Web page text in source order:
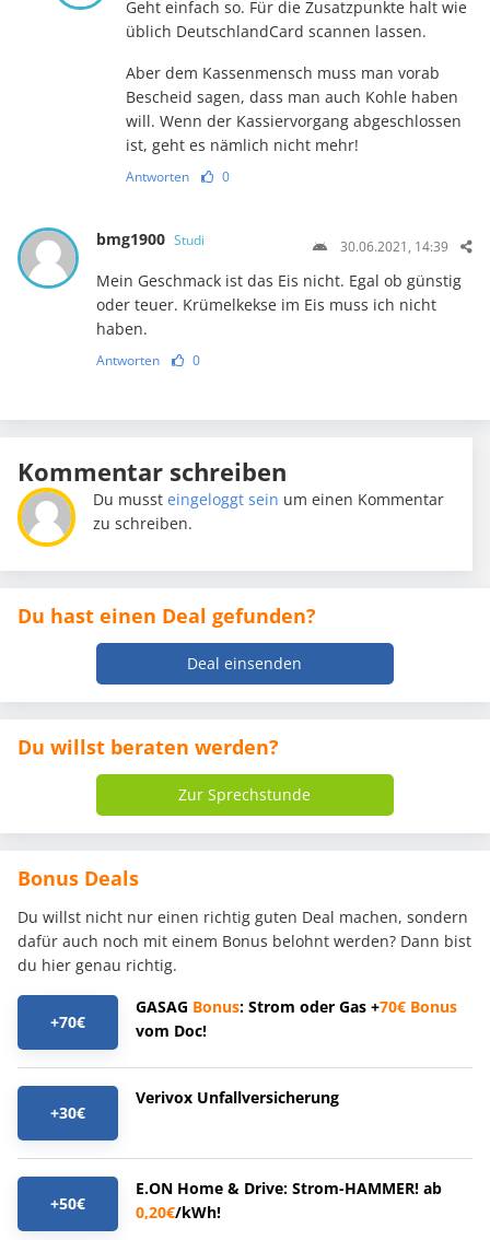
Geht einfach so. Für die Zusatzpunkte halt wie
üblich DeutschlandCard scannen lassen.
Aber dem Kassenmensch muss man vorab
Bescheid sagen, dass man auch Kohle haben
will. Wenn der Kassiervorgang abgeschlossen
ist, geht es nämlich nicht mehr!
Antworten 0
bmg1900 Studi 30.06.2021, 14:39
Mein Geschmack ist das Eis nicht. Egal ob günstig
oder teuer. Krümelkekse im Eis muss ich nicht
haben.
Antworten 0
Kommentar schreiben
Du mussteingeloggt sein um einen Kommentar
zu schreiben.
Du hast einen Deal gefunden?
Deal einsenden
Du willst beraten werden?
Zur Sprechstunde
Bonus Deals
Du willst nicht nur einen richtig guten Deal machen, sondern
dafür auch noch mit einem Bonus belohnt werden? Dann bist
du hier genau richtig.
+70€
GASAG Bonus: Strom oder Gas +70€ Bonus
vom Doc!
+30€
Verivox Unfallversicherung
+50€
E.ON Home & Drive: Strom-HAMMER! ab
0,20€/kWh!